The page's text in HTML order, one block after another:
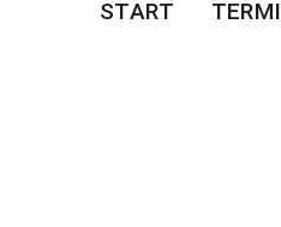
START